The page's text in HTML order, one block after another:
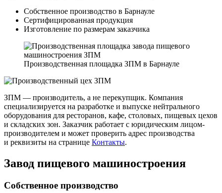
Собственное производство в Барнауле
Сертифицированная продукция
Изготовление по размерам заказчика
Производственная площадка ЗПМ в Барнауле
ЗПМ — производитель, а не перекупщик. Компания
специализируется на разработке и выпуске нейтрального
оборудования для ресторанов, кафе, столовых, пищевых цехов
и складских зон. Заказчик работает с юридическим лицом-
производителем и может проверить адрес производства
и реквизиты на странице Контакты.
Завод пищевого машиностроения
Собственное производство